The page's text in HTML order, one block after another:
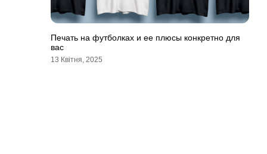
Печать на футболках и ее плюсы конкретно для
вас
13 Квітня, 2025